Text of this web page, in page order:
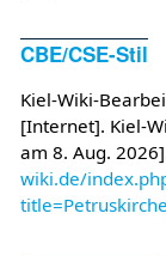
CBE/CSE-Stil
Kiel-Wiki-
[Internet]. Kiel-
am 8. Aug.
wiki.de/